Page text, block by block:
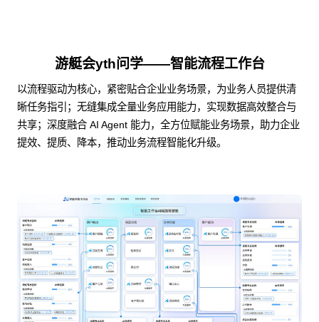
游艇会yth问学——智能流程工作台
以流程驱动为核心，紧密贴合企业业务场景，为业务人员提供清
晰任务指引；无缝集成全量业务应用能力，实现数据高效整合与
共享；深度融合 AI Agent 能力，全方位赋能业务场景，助力企业
提效、提质、降本，推动业务流程智能化升级。